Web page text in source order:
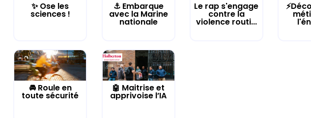
✨ Ose les
sciences !
⚓️ Embarque
avec la Marine
nationale
Le rap s'engage
contre la
violence routi...
🚘 Roule en
toute sécurité
🤖 Maitrise et
apprivoise l’IA